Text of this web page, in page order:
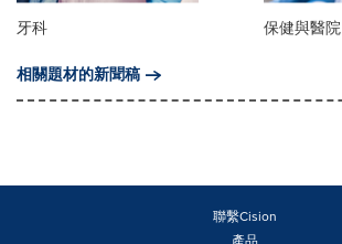
牙科
保健與醫院
相關題材的新聞稿
聯繫Cision